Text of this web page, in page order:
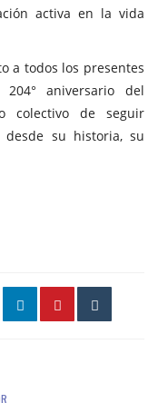
activa en la vida
a todos los presentes
aniversario del
colectivo de seguir
su historia, su